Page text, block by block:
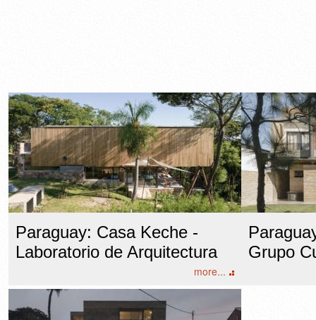
Paraguay: Casa Keche -
Laboratorio de Arquitectura
more...
Grupo